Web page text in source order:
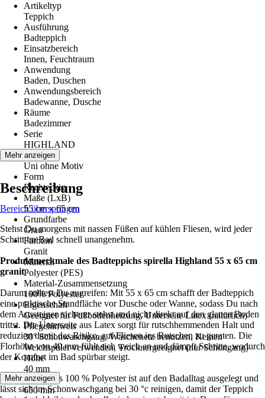
Artikeltyp
Teppich
Ausführung
Badteppich
Einsatzbereich
Innen, Feuchtraum
Anwendung
Baden, Duschen
Anwendungsbereich
Badewanne, Dusche
Räume
Badezimmer
Serie
HIGHLAND
Motiv
Uni ohne Motiv
Form
Rechteckig
Maße (LxB)
55 cm x 65 cm
Grundfarbe
Grau
Farbton
Granit
Material
Polyester (PES)
Material-Zusammensetzung
100% Polyester
Eigenschaft
Geeignet für Fußbodenheizung, Unterseite Latex (natürlich)
Pflegehinweis
30° Schonwaschgang, Wäschenetz benutzen, Keinen
Weichspüler verwenden, Trocknergeeignet (nur Schongang)
Höhe
40 mm
Breite
650 mm
Mehr anzeigen
Beschreibung
Bereich überspringen
Stehst Du morgens mit nassen Füßen auf kühlen Fliesen, wird jeder
Schritt im Bad schnell unangenehm.
Produktmerkmale des Badteppichs spirella Highland 55 x 65 cm
granit
Darum solltest Du zugreifen: Mit 55 x 65 cm schafft der Badteppich
eine praktische Standfläche vor Dusche oder Wanne, sodass Du nach
dem Aussteigen sicherer stehst und nicht direkt auf den glatten Boden
trittst. Die Unterseite aus Latex sorgt für rutschhemmenden Halt und
reduziert damit das Risiko, auf Fliesen ins Rutschen zu geraten. Die
Florhöhe von 40 mm fühlt sich weich an und dämpft Schritte, wodurch
der Komfort im Bad spürbar steigt.
Das Material aus 100 % Polyester ist auf den Badalltag ausgelegt und
lässt sich im Schonwaschgang bei 30 °c reinigen, damit der Teppich
Mehr anzeigen